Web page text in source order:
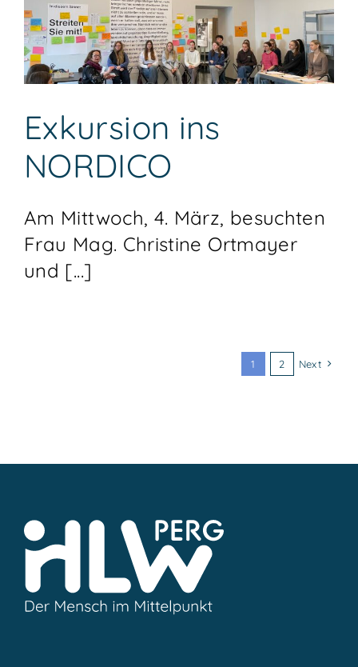
Exkursion ins
NORDICO
Am Mittwoch, 4. März, besuchten
Frau Mag. Christine Ortmayer
und [...]
1 2 Next